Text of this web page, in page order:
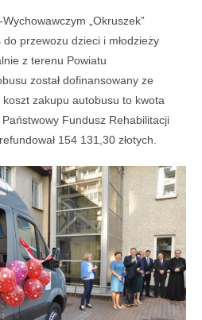
„Okruszek”
przewozu dzieci i młodzieży
z terenu Powiatu
został dofinansowany ze
koszt zakupu autobusu to kwota
Fundusz Rehabilitacji
154 131,30 złotych.